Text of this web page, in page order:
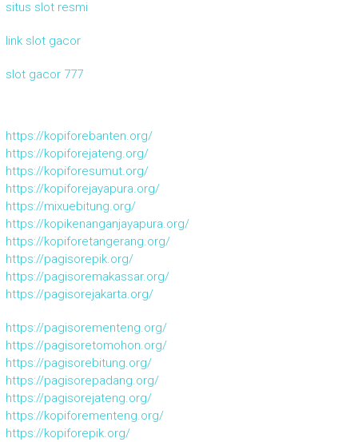
situs slot resmi
link slot gacor
slot gacor 777
https://kopiforebanten.org/
https://kopiforejateng.org/
https://kopiforesumut.org/
https://kopiforejayapura.org/
https://mixuebitung.org/
https://kopikenanganjayapura.org/
https://kopiforetangerang.org/
https://pagisorepik.org/
https://pagisoremakassar.org/
https://pagisorejakarta.org/
https://pagisorementeng.org/
https://pagisoretomohon.org/
https://pagisorebitung.org/
https://pagisorepadang.org/
https://pagisorejateng.org/
https://kopiforementeng.org/
https://kopiforepik.org/